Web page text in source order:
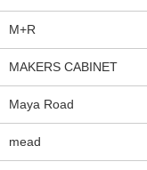
M+R
MAKERS CABINET
Maya Road
mead